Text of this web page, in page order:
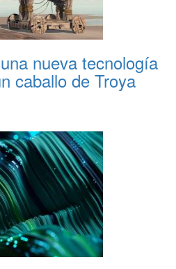
nueva tecnología
caballo de Troya